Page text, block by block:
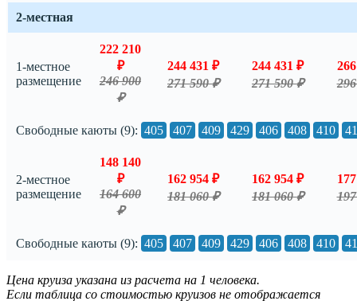
2-местная
1-местное
размещение
222 210
₽
246 900
₽
244 431 ₽
271 590 ₽
244 431 ₽
271 590 ₽
Свободные каюты (9): 405 407 409 429 406 408 410
2-местное
размещение
148 140
₽
164 600
₽
162 954 ₽
181 060 ₽
162 954 ₽
181 060 ₽
Свободные каюты (9): 405 407 409 429 406 408 410
Цена круиза указана из расчета на 1 человека.
Если таблица со стоимостью круизов не отображается